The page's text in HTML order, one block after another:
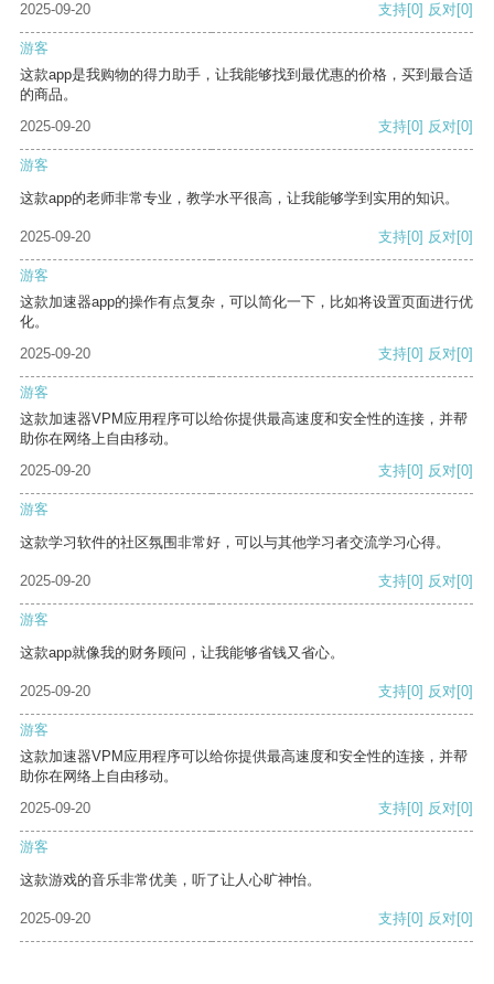
2025-09-20
支持[0] 反对[0]
游客
这款app是我购物的得力助手，让我能够找到最优惠的价格，买到最合适
的商品。
2025-09-20
支持[0] 反对[0]
游客
这款app的老师非常专业，教学水平很高，让我能够学到实用的知识。
2025-09-20 支持[0] 反对[0]
游客
这款加速器app的操作有点复杂，可以简化一下，比如将设置页面进行优
化。
2025-09-20
支持[0] 反对[0]
游客
这款加速器VPM应用程序可以给你提供最高速度和安全性的连接，并帮
助你在网络上自由移动。
2025-09-20
支持[0] 反对[0]
游客
这款学习软件的社区氛围非常好，可以与其他学习者交流学习心得。
2025-09-20 支持[0] 反对[0]
游客
这款app就像我的财务顾问，让我能够省钱又省心。
2025-09-20 支持[0] 反对[0]
游客
这款加速器VPM应用程序可以给你提供最高速度和安全性的连接，并帮
助你在网络上自由移动。
2025-09-20
支持[0] 反对[0]
游客
这款游戏的音乐非常优美，听了让人心旷神怡。
2025-09-20 支持[0] 反对[0]